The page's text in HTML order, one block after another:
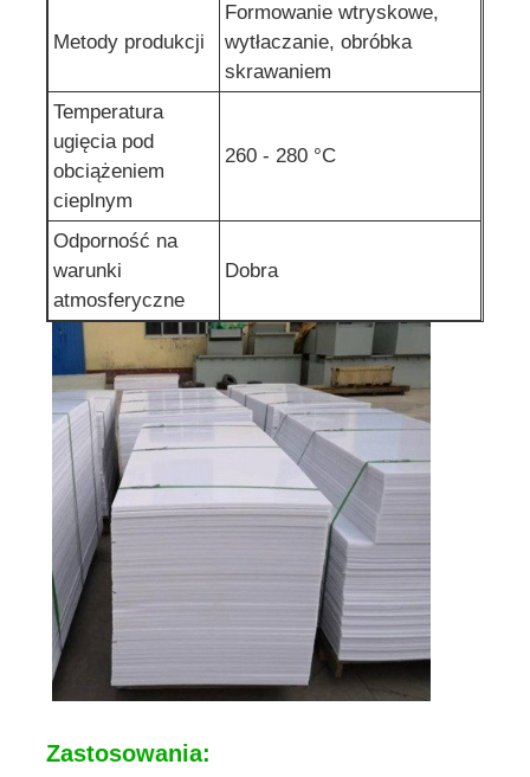
Metody produkcji
Formowanie wtryskowe,
wytłaczanie, obróbka
skrawaniem
Temperatura
ugięcia pod
obciążeniem
cieplnym
260 - 280 °C
Odporność na
warunki
atmosferyczne
Dobra
Zastosowania: